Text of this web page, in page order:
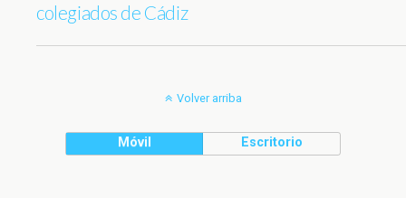
colegiados de Cádiz
Volver arriba
Móvil Escritorio